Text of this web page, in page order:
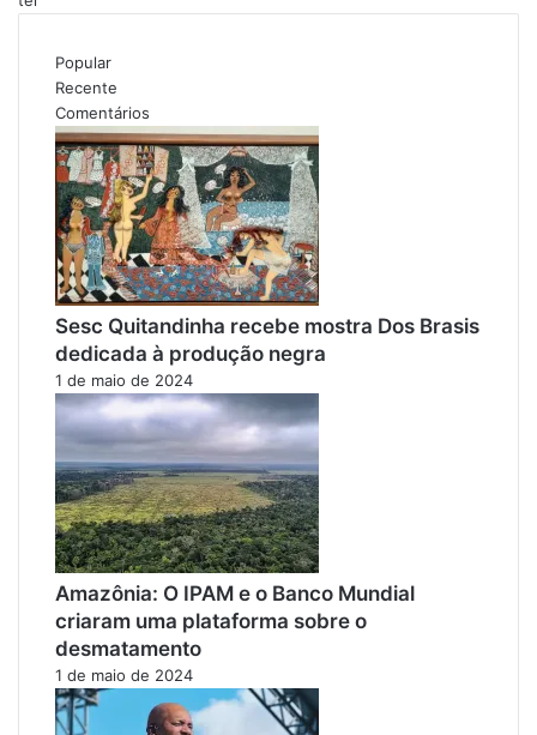
Popular
Recente
Comentários
Sesc Quitandinha recebe mostra Dos Brasis
dedicada à produção negra
1 de maio de 2024
Amazônia: O IPAM e o Banco Mundial
criaram uma plataforma sobre o
desmatamento
1 de maio de 2024